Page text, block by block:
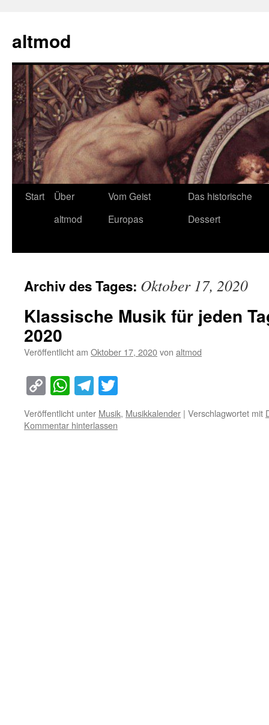
springen
altmod
Start
Über
altmod
Vom Geist
Europas
Das historische
Dessert
Archiv des Tages: Oktober 17, 2020
Klassische Musik für jeden
2020
Veröffentlicht am Oktober 17, 2020von altmod
Copy
Link
WhatsApp
Telegram
Veröffentlicht unter Musik, Musikkalender | Verschlagwortet mit
Kommentar hinterlassen